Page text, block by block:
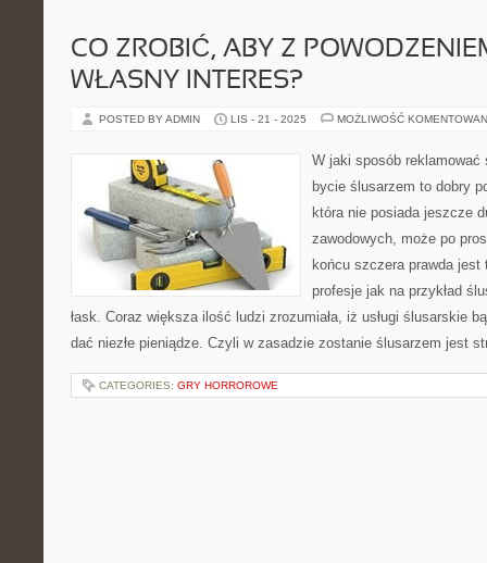
CO ZROBIĆ, ABY Z
WŁASNY INTERES?
POSTED BY ADMIN LIS - 21 - 2025 MOŻLIWOŚĆ
W jaki sposób reklamować
bycie ślusarzem to dobry
która nie posiada jeszcze
zawodowych, może po
końcu szczera prawda
profesje jak na przykład
łask. Coraz większa ilość ludzi zrozumiała, iż usługi ślusarskie
dać niezłe pieniądze. Czyli w zasadzie zostanie ślusarzem jest
CATEGORIES: GRY HORROROWE